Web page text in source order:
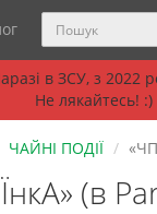
в ЗСУ, з
Не лякайтесь! :)
ЧАЙНІ ПОДІЇ
(в